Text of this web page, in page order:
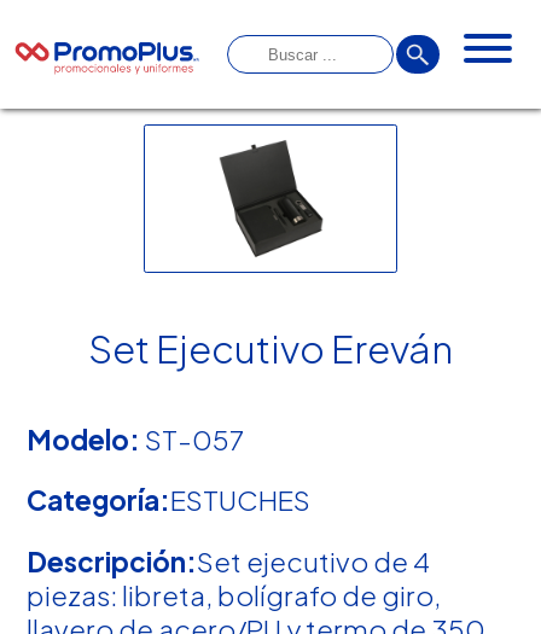
Set Ejecutivo Ereván
Modelo: ST-057
Categoría:ESTUCHES
Descripción:Set ejecutivo de 4
piezas: libreta, bolígrafo de giro,